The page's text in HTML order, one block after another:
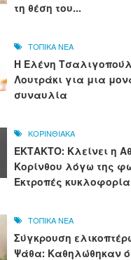
τη θέση του...
ΤΟΠΙΚΑ ΝΕΑ
Η Ελένη
Λουτράκι για μια
συναυλία
ΚΟΡΙΝΘΙΑΚΑ
ΕΚΤΑΚΤΟ: Κλείνει η
Κορίνθου λόγω της
Εκτροπές
ΤΟΠΙΚΑ ΝΕΑ
Σύγκρουση
Ψάθα: Καθηλώθηκαν